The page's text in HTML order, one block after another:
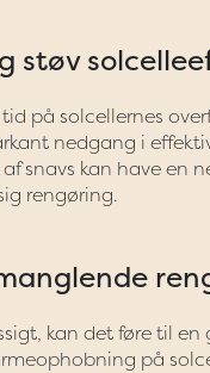
støv
på solcellernes
nedgang i
snavs kan have
rengøring.
kan det føre til
på